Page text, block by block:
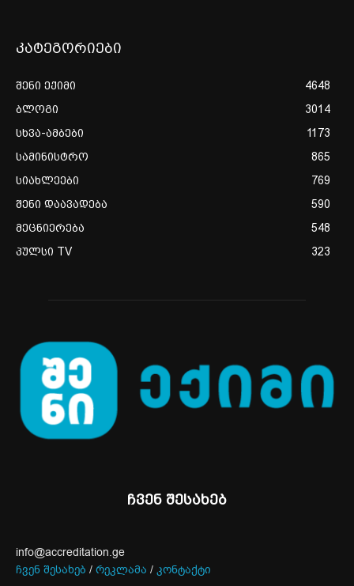
კატეგორიები
შენი ექიმი
4648
ბლოგი
3014
სხვა-ამბები
1173
სამინისტრო
865
სიახლეები
769
შენი დაავადება
590
მეცნიერება
548
პულსი TV
323
ჩვენ შესახებ
info@accreditation.ge
ჩვენ შესახებ / რეკლამა / კონტაქტი